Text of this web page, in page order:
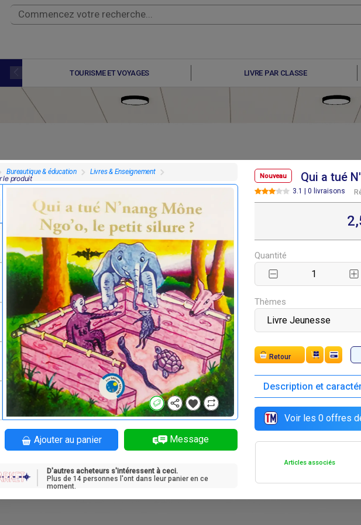
Bureautique & éducation Livres & Enseignement
le produit
Ajouter au panier Message
D'autres acheteurs s'intéressent à ceci.
Plus de 14 personnes l'ont dans leur panier en ce
moment.
Nouveau Qui a tué
3.1 | 0 livraisons
Quantité
Thèmes
Retour
Description et
Voir les 0 offres
Articles associés
TOURISME ET VOYAGES LIVRE PAR CLASSE
2 500F 2 500 F
3 500 2 500F 5 500F 2 500